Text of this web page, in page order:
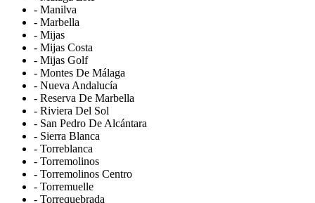
- Manilva
- Marbella
- Mijas
- Mijas Costa
- Mijas Golf
- Montes De Málaga
- Nueva Andalucía
- Reserva De Marbella
- Riviera Del Sol
- San Pedro De Alcántara
- Sierra Blanca
- Torreblanca
- Torremolinos
- Torremolinos Centro
- Torremuelle
- Torrequebrada